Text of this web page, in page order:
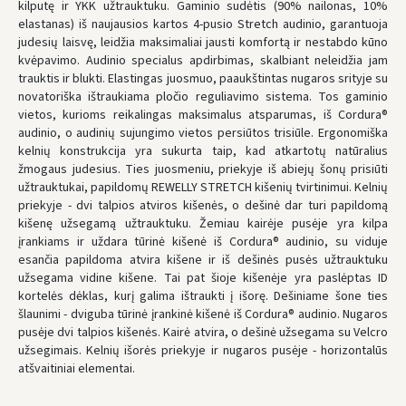
ЗАКАЗЫ ОТ80 € БЕСПЛАТНАЯ ДОСТАВКА!
НЕДОСТАТОК БЕСПЛАТНОЙ ДОСТАВКИ:80 €
* Сроки доставки являются ориентировочными и могут зависеть от
доступности курьерской службы.
kilputę ir YKK užtrauktuku. Gaminio sudėtis (90% nailonas, 10%
elastanas) iš naujausios kartos 4-pusio Stretch audinio, garantuoja
judesių laisvę, leidžia maksimaliai jausti komfortą ir nestabdo kūno
kvėpavimo. Audinio specialus apdirbimas, skalbiant neleidžia jam
trauktis ir blukti. Elastingas juosmuo, paaukštintas nugaros srityje su
novatoriška ištraukiama pločio reguliavimo sistema. Tos gaminio
vietos, kurioms reikalingas maksimalus atsparumas, iš Cordura®
audinio, o audinių sujungimo vietos persiūtos trisiūle. Ergonomiška
kelnių konstrukcija yra sukurta taip, kad atkartotų natūralius
žmogaus judesius. Ties juosmeniu, priekyje iš abiejų šonų prisiūti
užtrauktukai, papildomų REWELLY STRETCH kišenių tvirtinimui. Kelnių
priekyje - dvi talpios atviros kišenės, o dešinė dar turi papildomą
kišenę užsegamą užtrauktuku. Žemiau kairėje pusėje yra kilpa
įrankiams ir uždara tūrinė kišenė iš Cordura® audinio, su viduje
esančia papildoma atvira kišene ir iš dešinės pusės užtrauktuku
užsegama vidine kišene. Tai pat šioje kišenėje yra paslėptas ID
kortelės dėklas, kurį galima ištraukti į išorę. Dešiniame šone ties
šlaunimi - dviguba tūrinė įrankinė kišenė iš Cordura® audinio. Nugaros
pusėje dvi talpios kišenės. Kairė atvira, o dešinė užsegama su Velcro
užsegimais. Kelnių išorės priekyje ir nugaros pusėje - horizontalūs
atšvaitiniai elementai.